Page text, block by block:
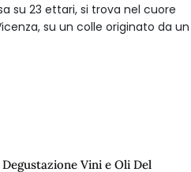
su 23 ettari, si trova nel cuore
su un colle originato da un
Vini e Oli Del